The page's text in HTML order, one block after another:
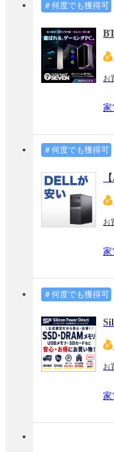
＃何度でも獲得可
お
家
＃何度でも獲得可
お
家
＃何度でも獲得可
お
家